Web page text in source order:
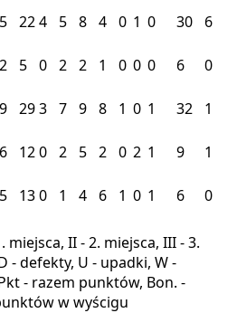
5 224 5 8 4 0 1 0 30
6
2 5 0 2 2 1 0 0 0 6
0
9 293 7 9 8 1 0 1 32
1
6 120 2 5 2 0 2 1 9
1
5 130 1 4 6 1 0 1 6 0
miejsca, II - 2. miejsca, III - 3.
- defekty, U - upadki, W -
- razem punktów, Bon. -
w wyścigu